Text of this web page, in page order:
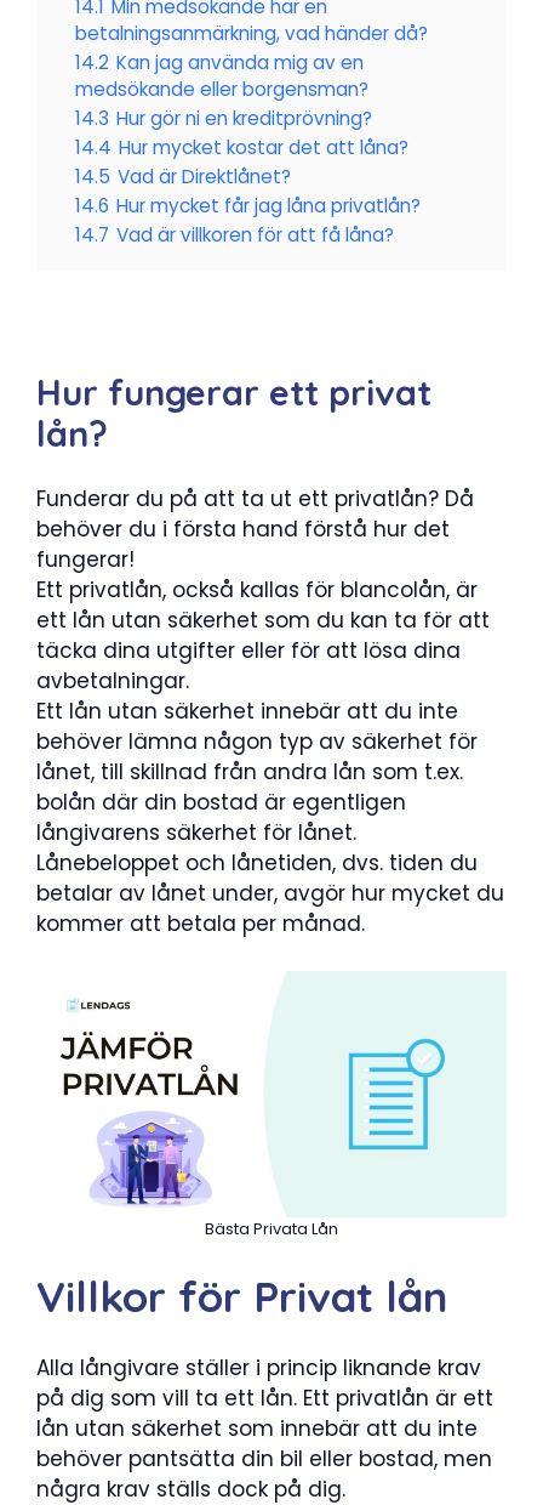
14.1 Min medsökande har en
betalningsanmärkning, vad händer då?
14.2 Kan jag använda mig av en
medsökande eller borgensman?
14.3 Hur gör ni en kreditprövning?
14.4 Hur mycket kostar det att låna?
14.5 Vad är Direktlånet?
14.6 Hur mycket får jag låna privatlån?
14.7 Vad är villkoren för att få låna?
Hur fungerar ett privat
lån?
Funderar du på att ta ut ett privatlån? Då
behöver du i första hand förstå hur det
fungerar!
Ett privatlån, också kallas för blancolån, är
ett lån utan säkerhet som du kan ta för att
täcka dina utgifter eller för att lösa dina
avbetalningar.
Ett lån utan säkerhet innebär att du inte
behöver lämna någon typ av säkerhet för
lånet, till skillnad från andra lån som t.ex.
bolån där din bostad är egentligen
långivarens säkerhet för lånet.
Lånebeloppet och lånetiden, dvs. tiden du
betalar av lånet under, avgör hur mycket du
kommer att betala per månad.
Bästa Privata Lån
Villkor för Privat lån
Alla långivare ställer i princip liknande krav
på dig som vill ta ett lån. Ett privatlån är ett
lån utan säkerhet som innebär att du inte
behöver pantsätta din bil eller bostad, men
några krav ställs dock på dig.